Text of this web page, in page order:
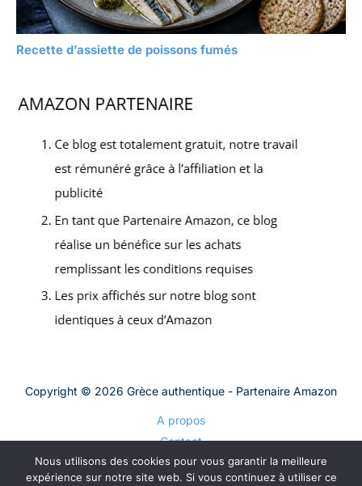
Recette d’assiette de poissons fumés
Copyright © 2026 Grèce authentique - Partenaire Amazon
A propos
Contact
Plan du site
Mentions légales
Nous utilisons des cookies pour vous garantir la meilleure
expérience sur notre site web. Si vous continuez à utiliser ce